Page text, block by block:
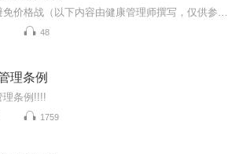
48
理条例
理条例!!!!
1759